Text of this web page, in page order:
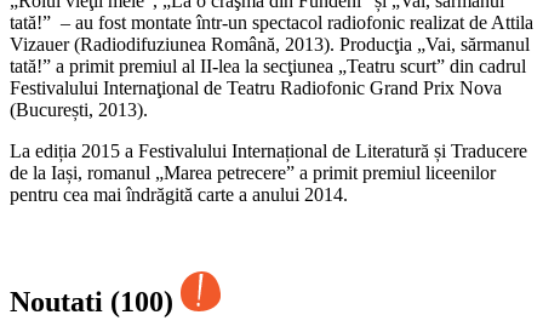
tată!” – au fost montate într-un spectacol radiofonic realizat de Attila
Vizauer (Radiodifuziunea Română, 2013). Producţia „Vai, sărmanul
tată!” a primit premiul al II-lea la secţiunea „Teatru scurt” din cadrul
Festivalului Internaţional de Teatru Radiofonic Grand Prix Nova
(București, 2013).
La ediția 2015 a Festivalului Internațional de Literatură și Traducere
de la Iași, romanul „Marea petrecere” a primit premiul liceenilor
pentru cea mai îndrăgită carte a anului 2014.
Noutati (100)